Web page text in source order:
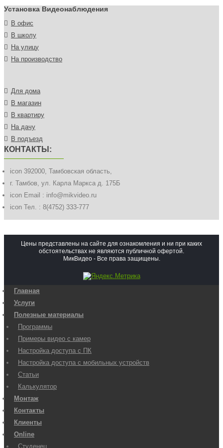
Установка Видеонаблюдения
В офис
В школу
На улицу
На производство
Для дома
В магазин
В квартиру
На дачу
В подъезд
КОНТАКТЫ:
icon 392000, Тамбовская область,
г. Тамбов, ул. Карла Маркса д. 175Б
icon Email : info@mikvideo.ru
icon Тел. : 8(4752) 333-777
Цены представлены на сайте для ознакомления и ни при каких
обстоятельствах не являются публичной офертой.
МикВидео - Все права защищены.
Главная
Услуги
Полезные материалы
Программы
Примеры видео с камер
Настройка доступа с ПК
Настройка доступа с мобильных устройств
Статьи
Калькулятор
Монтаж
Контакты
Клиенты
Online
Студенец